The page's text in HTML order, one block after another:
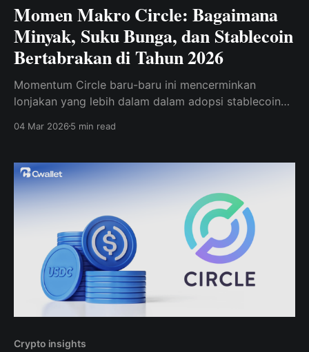
Momen Makro Circle: Bagaimana
Minyak, Suku Bunga, dan Stablecoin
Bertabrakan di Tahun 2026
Momentum Circle baru-baru ini mencerminkan
lonjakan yang lebih dalam dalam adopsi stablecoin
04 Mar 20265 min read
Crypto insights